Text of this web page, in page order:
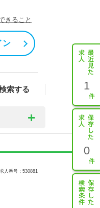
きること
ン
索する 1
0
求人番号：530881